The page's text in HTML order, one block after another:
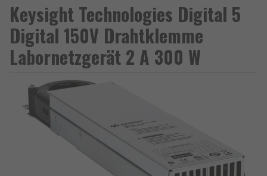
Keysight Technologies Digital 5
Digital 150V Drahtklemme
Labornetzgerät 2 A 300 W